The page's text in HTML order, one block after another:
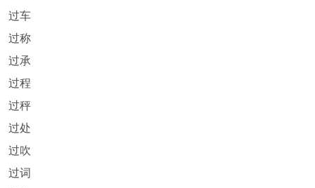
过车
过称
过承
过程
过秤
过处
过吹
过词